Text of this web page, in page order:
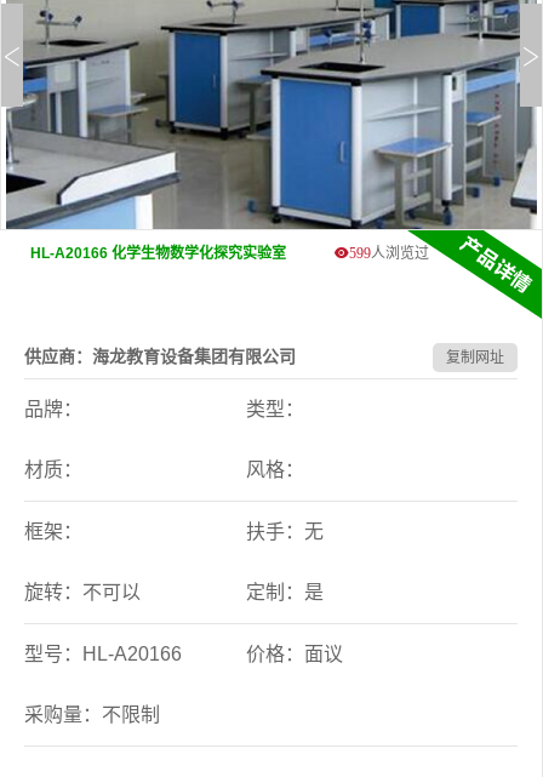
HL-A20166 化学生物数学化探究实验室 599人浏览过
供应商：海龙教育设备集团有限公司 复制网址
品牌： 类型：
材质： 风格：
框架： 扶手：无
旋转：不可以 定制：是
型号：HL-A20166 价格：面议
采购量：不限制